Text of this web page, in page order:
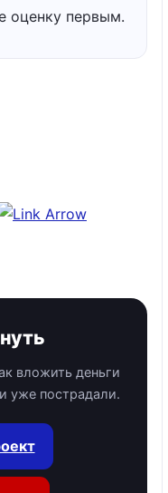
оценку первым.
вложить деньги
уже пострадали.